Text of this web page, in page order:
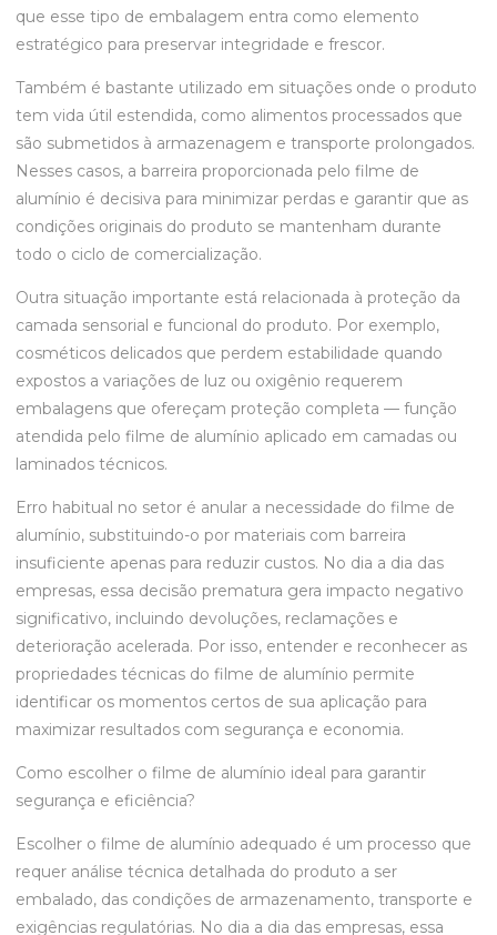
que esse tipo de embalagem entra como elemento
estratégico para preservar integridade e frescor.
Também é bastante utilizado em situações onde o produto
tem vida útil estendida, como alimentos processados que
são submetidos à armazenagem e transporte prolongados.
Nesses casos, a barreira proporcionada pelo filme de
alumínio é decisiva para minimizar perdas e garantir que as
condições originais do produto se mantenham durante
todo o ciclo de comercialização.
Outra situação importante está relacionada à proteção da
camada sensorial e funcional do produto. Por exemplo,
cosméticos delicados que perdem estabilidade quando
expostos a variações de luz ou oxigênio requerem
embalagens que ofereçam proteção completa — função
atendida pelo filme de alumínio aplicado em camadas ou
laminados técnicos.
Erro habitual no setor é anular a necessidade do filme de
alumínio, substituindo-o por materiais com barreira
insuficiente apenas para reduzir custos. No dia a dia das
empresas, essa decisão prematura gera impacto negativo
significativo, incluindo devoluções, reclamações e
deterioração acelerada. Por isso, entender e reconhecer as
propriedades técnicas do filme de alumínio permite
identificar os momentos certos de sua aplicação para
maximizar resultados com segurança e economia.
Como escolher o filme de alumínio ideal para garantir
segurança e eficiência?
Escolher o filme de alumínio adequado é um processo que
requer análise técnica detalhada do produto a ser
embalado, das condições de armazenamento, transporte e
exigências regulatórias. No dia a dia das empresas, essa